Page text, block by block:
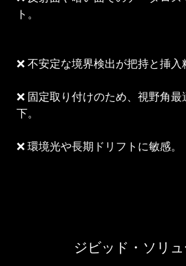
ト。
❌ 不安定な境界検出が把持と挿入
❌ 固定取り付けのため、視野角
下。
❌ 環境光や長期ドリフトに敏感。
ジビッド・ソリ